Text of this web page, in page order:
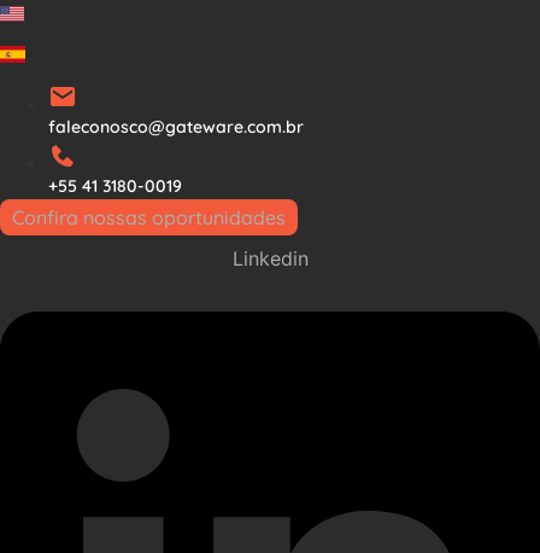
Ir
para
conteúdo
faleconosco@gateware.com.br
+55 41 3180-0019
Confira nossas oportunidades
Linkedin